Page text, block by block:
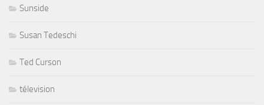
Sunside
Susan Tedeschi
Ted Curson
télevision